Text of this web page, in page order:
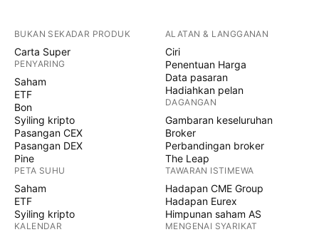
BUKAN SEKADAR PRODUK
Carta Super
PENYARING
Saham
ETF
Bon
Syiling kripto
Pasangan CEX
Pasangan DEX
Pine
PETA SUHU
Saham
ETF
Syiling kripto
KALENDAR
ALATAN & LANGGANAN
Ciri
Penentuan Harga
Data pasaran
Hadiahkan pelan
DAGANGAN
Gambaran keseluruhan
Broker
Perbandingan broker
The Leap
TAWARAN ISTIMEWA
Hadapan CME Group
Hadapan Eurex
Himpunan saham AS
MENGENAI SYARIKAT